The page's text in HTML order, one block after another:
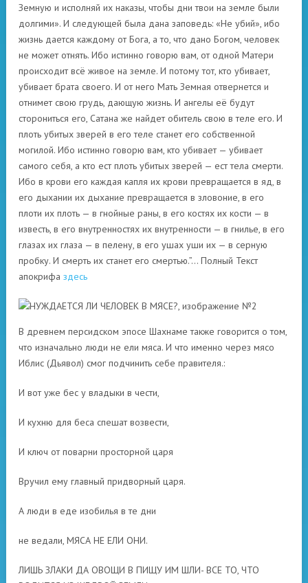
Земную и исполняй их наказы, чтобы дни твои на земле были
долгими». И следующей была дана заповедь: «Не убий», ибо
жизнь дается каждому от Бога, а то, что дано Богом, человек
не может отнять. Ибо истинно говорю вам, от одной Матери
происходит всё живое на земле. И потому тот, кто убивает,
убивает брата своего. И от него Мать Земная отвернется и
отнимет свою грудь, дающую жизнь. И ангелы её будут
сторониться его, Сатана же найдет обитель свою в теле его. И
плоть убитых зверей в его теле станет его собственной
могилой. Ибо истинно говорю вам, кто убивает — убивает
самого себя, а кто ест плоть убитых зверей — ест тела смерти.
Ибо в крови его каждая капля их крови превращается в яд, в
его дыхании их дыхание превращается в зловоние, в его
плоти их плоть — в гнойные раны, в его костях их кости — в
известь, в его внутренностях их внутренности — в гнилье, в его
глазах их глаза — в пелену, в его ушах уши их — в серную
пробку. И смерть их станет его смертью.”… Полный Текст
апокрифа здесь
В древнем персидском эпосе Шахнаме также говорится о том,
что изначально люди не ели мяса. И что именно через мясо
Иблис (Дьявол) смог подчинить себе правителя.:
И вот уже бес у владыки в чести,
И кухню для беса спешат возвести,
И ключ от поварни просторной царя
Вручил ему главный придворный царя.
А люди в еде изобилья в те дни
не ведали, МЯСА НЕ ЕЛИ ОНИ.
ЛИШЬ ЗЛАКИ ДА ОВОЩИ В ПИЩУ ИМ ШЛИ- ВСЕ ТО, ЧТО